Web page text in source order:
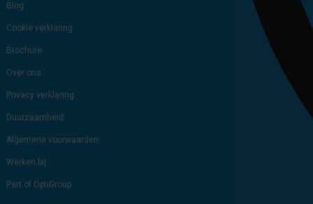
Blog
Cookie verklaring
Brochure
Over ons
Privacy verklaring
Duurzaamheid
Algemene voorwaarden
Werken bij
Part of OptiGroup